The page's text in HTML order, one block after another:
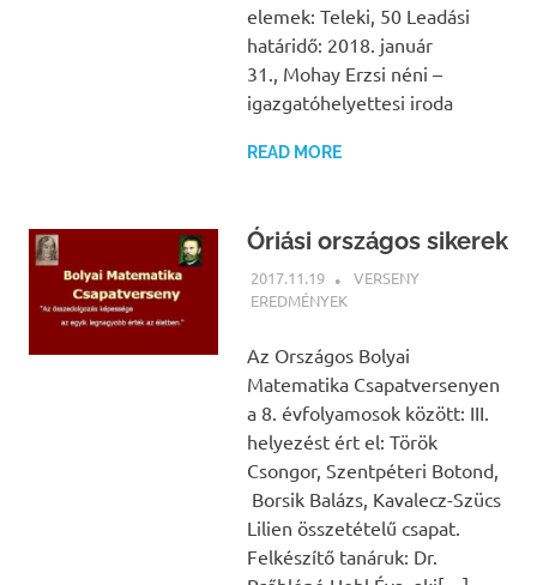
elemek: Teleki, 50 Leadási
határidő: 2018. január
31., Mohay Erzsi néni –
igazgatóhelyettesi iroda
READ MORE
Óriási országos sikerek
2017.11.19 NBEA
VERSENY
EREDMÉNYEK
Az Országos Bolyai
Matematika Csapatversenyen
a 8. évfolyamosok között: III.
helyezést ért el: Török
Csongor, Szentpéteri Botond,
Borsik Balázs, Kavalecz-Szücs
Lilien összetételű csapat.
Felkészítő tanáruk: Dr.